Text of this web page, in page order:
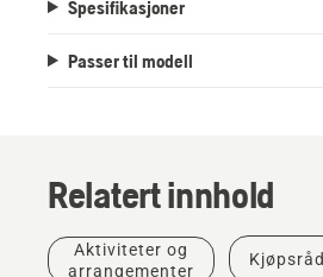
Spesifikasjoner
Passer til modell
Relatert innhold
Aktiviteter og
arrangementer
Kjøpsråd